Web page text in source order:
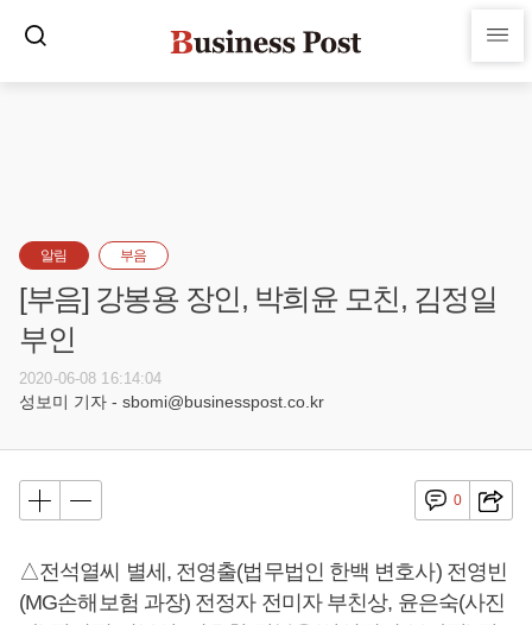
알림 부음
[부음] 강봉용 장인, 박희윤 모친, 김정일
부인
2020-06-08 16:14:04
성보미 기자 - sbomi@businesspost.co.kr
0
△전석열씨 별세, 전영출(법무법인 한백 변호사) 전영빈
(MG손해보험 과장) 전정자 전미자 부친상, 윤은숙(사진